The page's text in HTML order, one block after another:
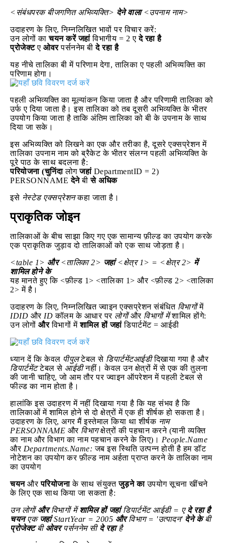
<संबंधपरक बीजगणित अभिव्यक्ति> देने वाला<उपनाम नाम>
उदाहरण के लिए, निम्नलिखित भावों पर विचार करें:
उन लोगों काचयन करें जहांविभागीय = 2 एदे रहा है
प्रोजेक्टए ओवरपर्सननेम बीदे रहा है
यह नीचे तालिका बी में परिणाम देगा, तालिका ए पहली अभिव्यक्ति का
परिणाम होगा।
पहली अभिव्यक्ति का मूल्यांकन किया जाता है और परिणामी तालिका को
उर्फ ए दिया जाता है। इस तालिका को तब दूसरी अभिव्यक्ति के भीतर
उपयोग किया जाता है ताकि अंतिम तालिका को बी के उपनाम के साथ
दिया जा सके।
इस अभिव्यक्ति को लिखने का एक और तरीका है, दूसरे एक्सप्रेशन में
तालिका उपनाम नाम को ब्रैकेट के भीतर संलग्न पहली अभिव्यक्ति के
पूरे पाठ के साथ बदलना है:
परियोजना (चुनिंदालोगजहांDepartmentID = 2)
PERSONNAMEदेनेबीसे अधिक
इसे नेस्टेड एक्सप्रेशनकहा जाता है।
प्राकृतिक जोइन
तालिकाओं के बीच साझा किए गए एक सामान्य फ़ील्ड का उपयोग करके
एक प्राकृतिक जुड़ाव दो तालिकाओं को एक साथ जोड़ता है।
<table 1> और<तालिका 2> जहां<क्षेत्र 1> = <क्षेत्र 2> में
शामिल होने के
यह मानते हुए कि <फ़ील्ड 1> <तालिका 1> और <फ़ील्ड 2> <तालिका
2> में है।
उदाहरण के लिए, निम्नलिखित ज्वाइन एक्सप्रेशन संबंधित विभागोंमें
IDID और ID कॉलम के आधार पर लोगोंऔर विभागों मेंशामिल होंगे:
उन लोगों औरविभागों मेंशामिल हों जहांडिपार्टमेंट = आईडी
ध्यान दें कि केवल पीपुलटेबल से डिपार्टमेंटआईडीदिखाया गया है और
डिपार्टमेंटटेबल से आईडीनहीं। केवल उन क्षेत्रों में से एक की तुलना
की जानी चाहिए, जो आम तौर पर ज्वाइन ऑपरेशन में पहली टेबल से
फील्ड का नाम होता है।
हालांकि इस उदाहरण में नहीं दिखाया गया है कि यह संभव है कि
तालिकाओं में शामिल होने से दो क्षेत्रों में एक ही शीर्षक हो सकता है।
उदाहरण के लिए, अगर मैं इस्तेमाल किया था शीर्षक नाम
PERSONNAME और विभागक्षेत्रों की पहचान करने (यानी व्यक्ति
का नाम और विभाग का नाम पहचान करने के लिए)। People.Name
और Departments.Name: जब इस स्थिति उत्पन्न होती है हम डॉट
नोटेशन का उपयोग कर फ़ील्ड नाम अर्हता प्राप्त करने के तालिका नाम
का उपयोग
चयनऔरपरियोजनाके साथ संयुक्तजुड़ने काउपयोग सूचना खींचने
के लिए एक साथ किया जा सकता है:
उन लोगोंऔरविभागों मेंशामिल हों जहांडिपार्टमेंट आईडी = एदे रहा है
चयनएक जहांStartYear = 2005 औरविभाग = 'उत्पादन' देने केबी
प्रोजेक्टबीओवरपर्सननेम सीदे रहाहै